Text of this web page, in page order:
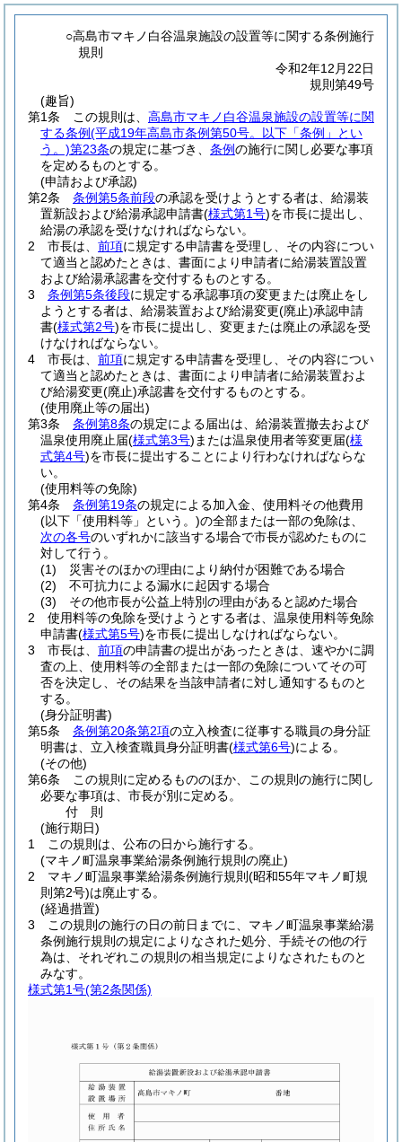
○高島市マキノ白谷温泉施設の設置等に関する条例施行
規則
令和2年12月22日
規則第49号
(趣旨)
第1条
この規則は、 高島市マキノ白谷温泉施設の設置等に関
する条例(平成19年高島市条例第50号。以下「条例」とい
う。)第23条の規定に基づき、 条例の施行に関し必要な事項
を定めるものとする。
(申請および承認)
第2条
条例第5条前段の承認を受けようとする者は、給湯装
置新設および給湯承認申請書(様式第1号)を市長に提出し、
給湯の承認を受けなければならない。
2
市長は、 前項に規定する申請書を受理し、その内容につい
て適当と認めたときは、書面により申請者に給湯装置設置
および給湯承認書を交付するものとする。
3
条例第5条後段に規定する承認事項の変更または廃止をし
ようとする者は、給湯装置および給湯変更(廃止)承認申請
書(様式第2号)を市長に提出し、変更または廃止の承認を受
けなければならない。
4
市長は、 前項に規定する申請書を受理し、その内容につい
て適当と認めたときは、書面により申請者に給湯装置およ
び給湯変更(廃止)承認書を交付するものとする。
(使用廃止等の届出)
第3条
条例第8条の規定による届出は、給湯装置撤去および
温泉使用廃止届(様式第3号) または温泉使用者等変更届(様
式第4号)を市長に提出することにより行わなければならな
い。
(使用料等の免除)
第4条
条例第19条の規定による加入金、使用料その他費用
(以下「使用料等」という。)の全部または一部の免除は、
次の各号のいずれかに該当する場合で市長が認めたものに
対して行う。
(1)
災害そのほかの理由により納付が困難である場合
(2)
不可抗力による漏水に起因する場合
(3)
その他市長が公益上特別の理由があると認めた場合
2
使用料等の免除を受けようとする者は、温泉使用料等免除
申請書(様式第5号)を市長に提出しなければならない。
3
市長は、 前項の申請書の提出があったときは、速やかに調
査の上、使用料等の全部または一部の免除についてその可
否を決定し、その結果を当該申請者に対し通知するものと
する。
(身分証明書)
第5条
条例第20条第2項の立入検査に従事する職員の身分証
明書は、立入検査職員身分証明書(様式第6号)による。
(その他)
第6条
この規則に定めるもののほか、この規則の施行に関し
必要な事項は、市長が別に定める。
付 則
(施行期日)
1
この規則は、公布の日から施行する。
(マキノ町温泉事業給湯条例施行規則の廃止)
2
マキノ町温泉事業給湯条例施行規則 (昭和55年マキノ町規
則第2号)は廃止する。
(経過措置)
3
この規則の施行の日の前日までに、マキノ町温泉事業給湯
条例施行規則の規定によりなされた処分、手続その他の行
為は、それぞれこの規則の相当規定によりなされたものと
みなす。
様式第1号(第2条関係)